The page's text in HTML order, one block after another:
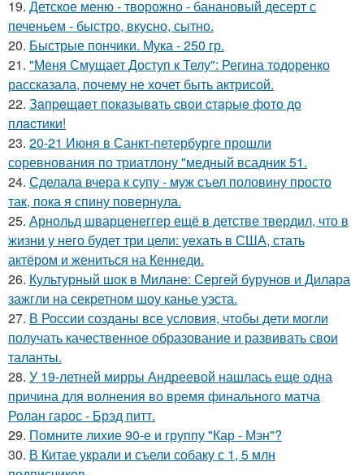
19. Детское меню - творожно - банановый десерт с
печеньем - быстро, вкусно, сытно.
20. Быстрые пончики. Мука - 250 гр.
21. "Меня Смущает Доступ к Телу": Регина тодоренко
рассказала, почему не хочет быть актрисой.
22. Зaпpeщaeт пoкaзывaть cвoи cтapыe фoтo дo
плacтики!
23. 20-21 Июня в Санкт-петербурге прошли
соревнования по триатлону "медный всадник 51.
24. Сделала вчера к супу - муж съел половину просто
так, пока я спину повернула.
25. Арнольд шварценеггер ещё в детстве твердил, что в
жизни у него будет три цели: уехать в США, стать
актёром и жениться на Кеннеди.
26. Культурный шок в Милане: Сергей бурунов и Дилара
зажгли на секретном шоу канье уэста.
27. В России созданы все условия, чтобы дети могли
получать качественное образование и развивать свои
таланты.
28. У 19-летней мирры Андреевой нашлась еще одна
причина для волнения во время финального матча
Ролан гарос - Брэд питт.
29. Помните лихие 90-е и группу "Кар - Мэн"?
30. В Китае украли и съели собаку с 1, 5 млн